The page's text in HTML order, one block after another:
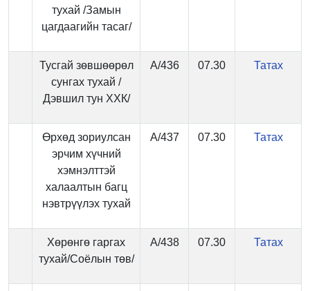
тухай /Замын
цагдаагийн тасаг/
Тусгай зөвшөөрөл
сунгах тухай /
Дэвшил тун ХХК/
А/436 07.30 Татах
Өрхөд зориулсан
эрчим хүчний
хэмнэлттэй
халаалтын багц
нэвтрүүлэх тухай
А/437 07.30 Татах
Хөрөнгө гаргах
тухай/Соёлын төв/
А/438 07.30 Татах